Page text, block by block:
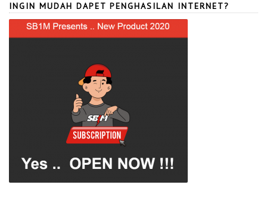
INGIN MUDAH DAPET PENGHASILAN INTERNET?